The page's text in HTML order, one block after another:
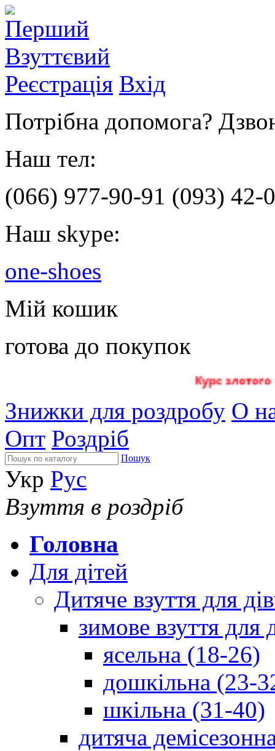
Реєстрація Вхід
Потрібна допомога?
Наш тел:
(066) 977-90-91 (093) 42-
Наш skype:
one-shoes
Мій кошик
готова до покупок
Знижки для роздробу О
Опт Роздріб
Пошук
Укр Рус
Взуття в роздріб
Головна
Для дітей
Дитяче взуття для
зимове взуття для
ясельна (18-26)
дошкільна (23-
шкільна (31-40)
дитяча